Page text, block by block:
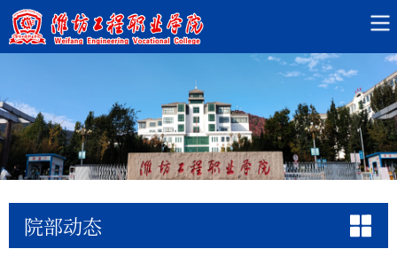
院部动态